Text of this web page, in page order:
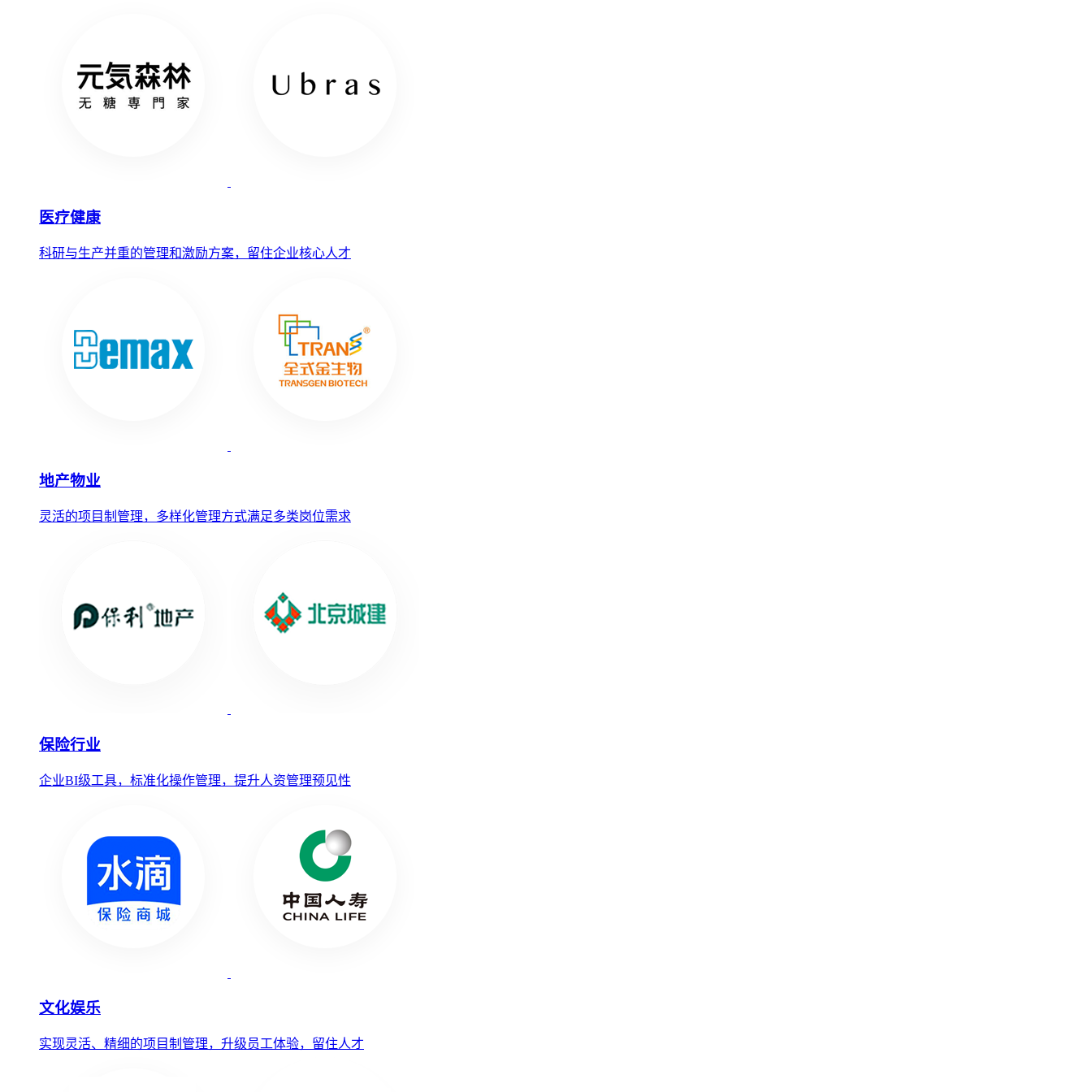
医疗健康
科研与生产并重的管理和激励方案，留住企业核心人才
地产物业
灵活的项目制管理，多样化管理方式满足多类岗位需求
保险行业
企业BI级工具，标准化操作管理，提升人资管理预见性
文化娱乐
实现灵活、精细的项目制管理，升级员工体验，留住人才